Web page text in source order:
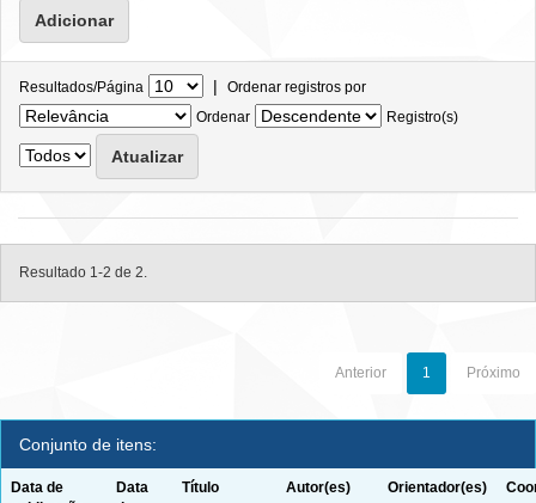
Resultados/Página | Ordenar registros por
Ordenar
Registro(s)
Resultado 1-2 de 2.
Anterior 1 Próximo
Conjunto de itens:
Data de
Data
Título Autor(es) Orientador(es)